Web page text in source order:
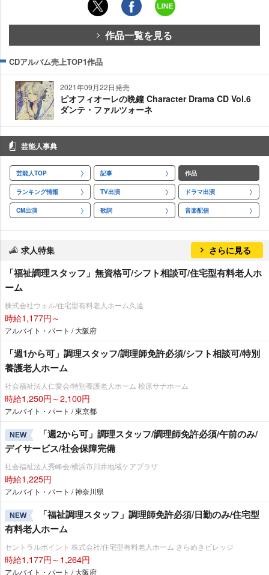
作品一覧を見る
CDアルバム売上TOP1作品
2021年09月22日発売
ピオフィオーレの晩鐘 Character Drama CD Vol.6
ダンテ・ファルツォーネ
芸能人事典
芸能人TOP 記事 作品
ランキング情報 TV出演 ドラマ出演
CM出演 歌詞 音楽配信
求人特集 さらに見る
「福祉調理スタッフ」無資格可/シフト相談可/住宅型有料老人ホ
ーム
株式会社ウェル/住宅型有料老人ホーム久遠
時給1,177円～
アルバイト・パート / 大阪府
「週1から可」調理スタッフ/調理師免許必須/シフト相談可/特別
養護老人ホーム
社会福祉法人仁愛会/特別養護老人ホーム 桧原サナホーム
時給1,250円～2,100円
アルバイト・パート / 東京都
NEW
「週2から可」調理スタッフ/調理師免許必須/午前のみ/
デイサービス/社会保障完備
社会福祉法人秀峰会/横浜市川井地域ケアプラザ
時給1,225円
アルバイト・パート / 神奈川県
NEW
「福祉調理スタッフ」調理師免許必須/日勤のみ/住宅型
有料老人ホーム
セントラルポイント 株式会社/住宅型有料老人ホーム きらめきビレッジ
時給1,177円～1,264円
アルバイト・パート / 大阪府